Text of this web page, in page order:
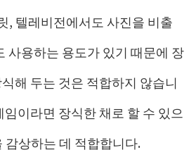
, 텔레비전에서도 사진을 비출
사용하는 용도가 있기 때문에 장
해 두는 것은 적합하지 않습니
이라면 장식한 채로 할 수 있으
감상하는 데 적합합니다.